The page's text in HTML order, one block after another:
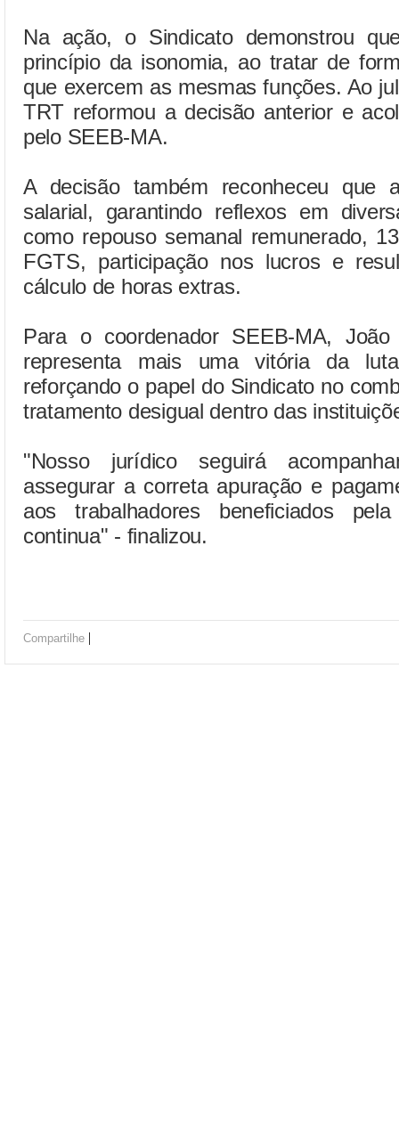
Na ação, o Sindicato demonstrou
princípio da isonomia, ao tratar de
que exercem as mesmas funções. Ao
TRT reformou a decisão anterior e
pelo SEEB-MA.
A decisão também reconheceu que
salarial, garantindo reflexos em
como repouso semanal remunerado,
FGTS, participação nos lucros e
cálculo de horas extras.
Para o coordenador SEEB-MA,
representa mais uma vitória da
reforçando o papel do Sindicato no
tratamento desigual dentro das
"Nosso jurídico seguirá
assegurar a correta apuração e
aos trabalhadores beneficiados
continua" - finalizou.
Compartilhe |